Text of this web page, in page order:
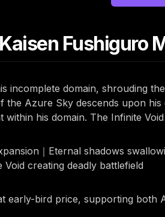
Fushiguro
incomplete domain, shrouding
Azure Sky descends upon
his domain. The Infinite
｜Eternal shadows
creating deadly battlefield
bird price, supporting both